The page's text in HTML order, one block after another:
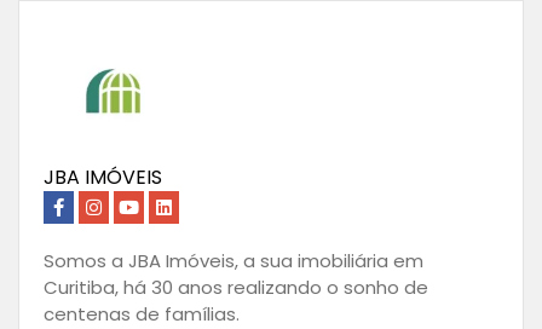
JBA IMÓVEIS
Somos a JBA Imóveis, a sua imobiliária em
Curitiba, há 30 anos realizando o sonho de
centenas de famílias.